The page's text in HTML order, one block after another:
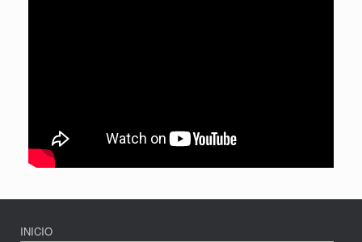
INICIO